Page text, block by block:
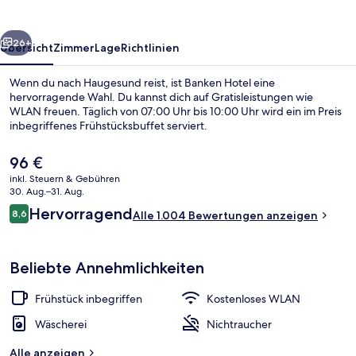
Fernseher
Weiter
26+
ÜbersichtZimmerLageRichtlinien
Wenn du nach Haugesund reist, ist Banken Hotel eine
hervorragende Wahl. Du kannst dich auf Gratisleistungen wie
WLAN freuen. Täglich von 07:00 Uhr bis 10:00 Uhr wird ein im Preis
inbegriffenes Frühstücksbuffet serviert.
Der
aktuelle
Preis
beträgt
96 €.
96 €
inkl. Steuern & Gebühren
30. Aug.–31. Aug.
Bewertungen
8,68,6 von 10.
HervorragendAlle 1.004 Bewertungen anzeigen
Beliebte Annehmlichkeiten
Frühstück inbegriffen
Kostenloses WLAN
Wäscherei
Nichtraucher
Alle anzeigen